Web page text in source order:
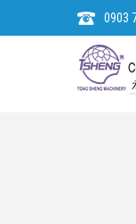
0903